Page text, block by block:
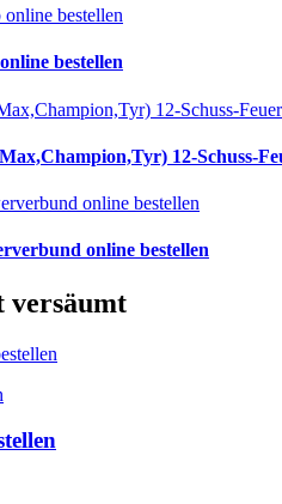
bestellen
12-Schuss-
online bestellen
versäumt